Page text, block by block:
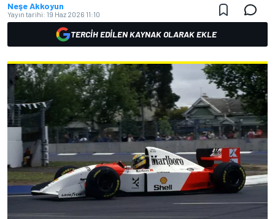
Neşe Akkoyun
Yayın tarihi: 19 Haz 2026 11:10
TERCIH EDILEN KAYNAK OLARAK EKLE